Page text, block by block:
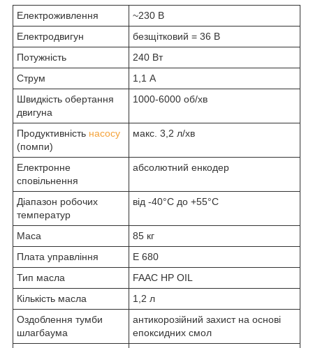
Електроживлення
~230 В
Електродвигун
безщітковий = 36 В
Потужність
240 Вт
Струм
1,1 А
Швидкість обертання
двигуна
1000-6000 об/хв
Продуктивність насосу
(помпи)
макс. 3,2 л/хв
Електронне
сповільнення
абсолютний енкодер
Діапазон робочих
температур
від -40°С до +55°C
Маса
85 кг
Плата управління
E 680
Тип масла
FAAC HP OIL
Кількість масла
1,2 л
Оздоблення тумби
шлагбаума
антикорозійний захист на основі
епоксидних смол